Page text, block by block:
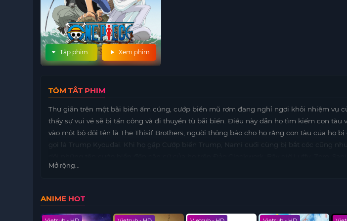
Xem phim
Tập phim
TÓM TẮT PHIM
Thư giãn trên một bãi biển ấm cúng, cướp biển mũ rơm đang nghỉ ngơi khỏi nhiệm vụ
thấy sự vui vẻ sẽ bị tấn công và đi thuyền từ bãi biển. Điều này dẫn họ tìm kiếm con tàu
vào một bộ đôi tên là The Thisif Brothers, người thông báo cho họ rằng con tàu của họ
gọi là Trump Kyoudai. Khi họ gặp Cướp biển Trump, Nami cuối cùng bị bắt cóc cũng
lại sự vui vẻ, cứu NAMI và lấy lại chiếc mũ rơm của Shank.
Mở rộng...
ANIME HOT